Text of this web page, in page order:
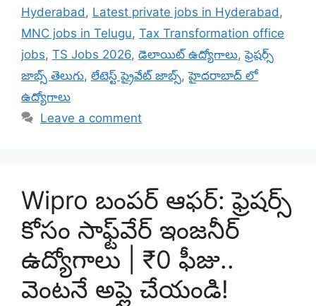
Hyderabad, Latest private jobs in Hyderabad,
MNC jobs in Telugu, Tax Transformation office
jobs, TS Jobs 2026, డెలాయిట్ ఉద్యోగాలు,ఫ్రెషర్స్
జాబ్స్ తెలుగు, లేటెస్ట్ ప్రైవేట్ జాబ్స్,హైదరాబాద్ లో
ఉద్యోగాలు
Leave a comment
Wipro బంపర్ ఆఫర్: ఫ్రెషర్స్
కోసం సాఫ్ట్‌వేర్ ఇంజనీర్
ఉద్యోగాలు | ₹0 ఫీజు..
వెంటనే అప్లై చేయండి!